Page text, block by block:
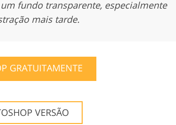
fundo transparente, especialmente
mais tarde.
GRATUITAMENTE
VERSÃO